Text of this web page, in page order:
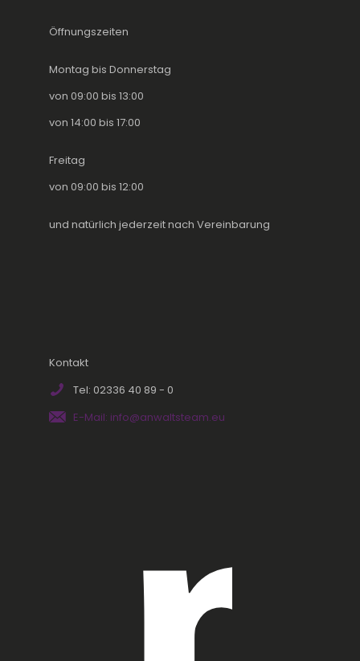
Öffnungszeiten
Montag bis Donnerstag
von 09:00 bis 13:00
von 14:00 bis 17:00
Freitag
von 09:00 bis 12:00
und natürlich jederzeit nach Vereinbarung
Kontakt
Tel: 02336 40 89 - 0
E-Mail: info@anwaltsteam.eu